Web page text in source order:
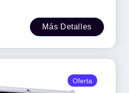
LED Y ALARMA,
QEI-1000-01
Más Detalles
Oferta